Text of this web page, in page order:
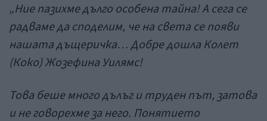
„Ние пазихме дълго особена тайна! А сега се
радваме да споделим, че на света се появи
нашата дъщеричка… Добре дошла Колет
(Коко) Жозефина Уилямс!
Това беше много дълъг и труден път, затова
и не говорехме за него. Понятието